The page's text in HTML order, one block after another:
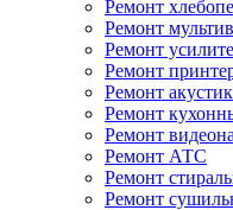
Ремонт
Ремонт
Ремонт
Ремонт
Ремонт
Ремонт
Ремонт
Ремонт АТС
Ремонт
Ремонт